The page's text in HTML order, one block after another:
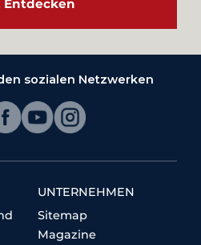
Entdecken
sozialen Netzwerken
UNTERNEHMEN
Sitemap
Magazine